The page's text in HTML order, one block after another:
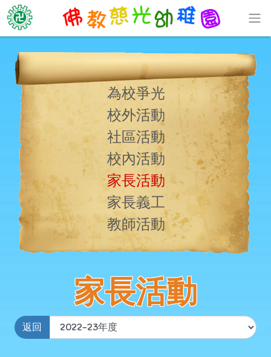
為校爭光
校外活動
社區活動
校內活動
家長活動
家長義工
教師活動
家長活動
返回